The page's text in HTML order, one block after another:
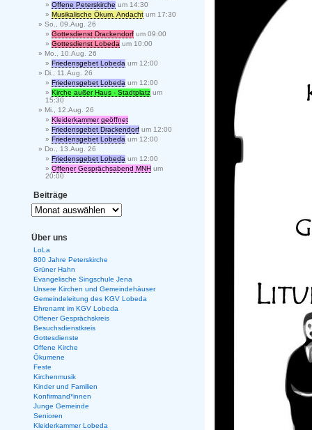
Offene Peterskirche um 14:30
Musikalische Ökum. Andacht um 17:30
So., 09.Aug. 26
Gottesdienst Drackendorf um 09:00
Gottesdienst Lobeda um 10:00
Mo., 10.Aug. 26
Friedensgebet Lobeda um 12:00
Di., 11.Aug. 26
Friedensgebet Lobeda um 12:00
Kirche außer Haus - Stadtplatz um
15:30
Mi., 12.Aug. 26
Kleiderkammer geöffnet
Friedensgebet Drackendorf um 12:00
Friedensgebet Lobeda um 12:00
Do., 13.Aug. 26
Friedensgebet Lobeda um 12:00
Offener Gesprächsabend MNH um
20:00
Beiträge
Über uns
LoLa
800 Jahre Peterskirche
Grüner Hahn
Evangelische Singschule Jena
Unsere Kirchen und Gemeindehäuser
Gemeindeleitung des KGV Lobeda
Ehrenamt im KGV Lobeda
Offener Gesprächskreis
Besuchsdienstkreis
Gottesdienste
Offene Kirche
Ökumene
Feste
Kirchenmusik
Kinder und Familien
Konfirmand*innen
Junge Gemeinde
Senioren
Kleiderkammer Lobeda